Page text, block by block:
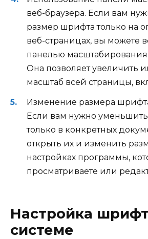
веб-браузера. Если вам
размер шрифта только на
веб-страницах, вы можете
панелью масштабирования
Она позволяет увеличить
масштаб всей страницы,
Изменение размера
Если вам нужно
только в конкретных
открыть их и изменить
настройках программы,
просматриваете или
Настройка
системе